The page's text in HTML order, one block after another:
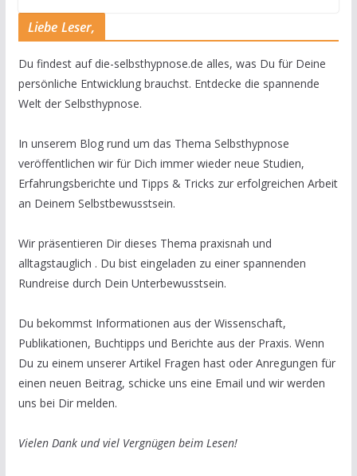
Liebe Leser,
Du findest auf die-selbsthypnose.de alles, was Du für Deine
persönliche Entwicklung brauchst. Entdecke die spannende
Welt der Selbsthypnose.
In unserem Blog rund um das Thema Selbsthypnose
veröffentlichen wir für Dich immer wieder neue Studien,
Erfahrungsberichte und Tipps & Tricks zur erfolgreichen Arbeit
an Deinem Selbstbewusstsein.
Wir präsentieren Dir dieses Thema praxisnah und
alltagstauglich . Du bist eingeladen zu einer spannenden
Rundreise durch Dein Unterbewusstsein.
Du bekommst Informationen aus der Wissenschaft,
Publikationen, Buchtipps und Berichte aus der Praxis. Wenn
Du zu einem unserer Artikel Fragen hast oder Anregungen für
einen neuen Beitrag, schicke uns eine Email und wir werden
uns bei Dir melden.
Vielen Dank und viel Vergnügen beim Lesen!